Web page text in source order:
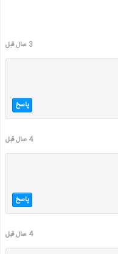
3 سال قبل
پاسخ
4 سال قبل
پاسخ
4 سال قبل